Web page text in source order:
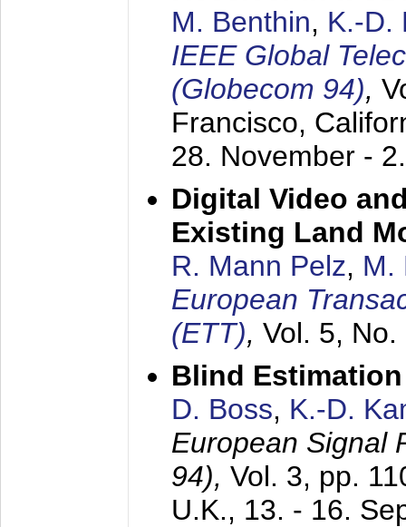
M. Benthin, K.-D.
IEEE Global
(Globecom 94),
Francisco,
28. November -
Digital Video
Existing Land
R. Mann Pelz, M.
European
(ETT), Vol. 5,
Blind
D. Boss, K.-D.
European Signal
94), Vol. 3, pp.
U.K., 13. - 16.